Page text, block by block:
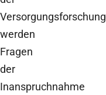
Versorgungsforschung
werden
Fragen
der
Inanspruchnahme